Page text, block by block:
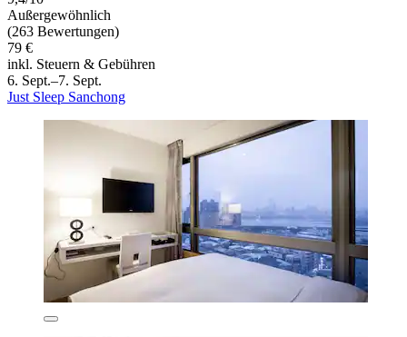
Außergewöhnlich
(263 Bewertungen)
79 €
inkl. Steuern & Gebühren
6. Sept.–7. Sept.
Just Sleep Sanchong